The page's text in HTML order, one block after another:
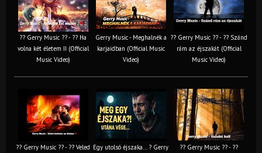
?? Gerry Music ?? - ?? Ha
volna két életem II (Official
Music Video)
Gerry Music - Meghalnék a
karjaidban (Official Music
Video)
?? Gerry Music ?? - ?? Szánd
rám az éjszakát (Official
Music Video)
?? Gerry Music ?? - ?? Veled Egy utolsó éjszaka… ? Gerry
?? Gerry Music ?? - ??